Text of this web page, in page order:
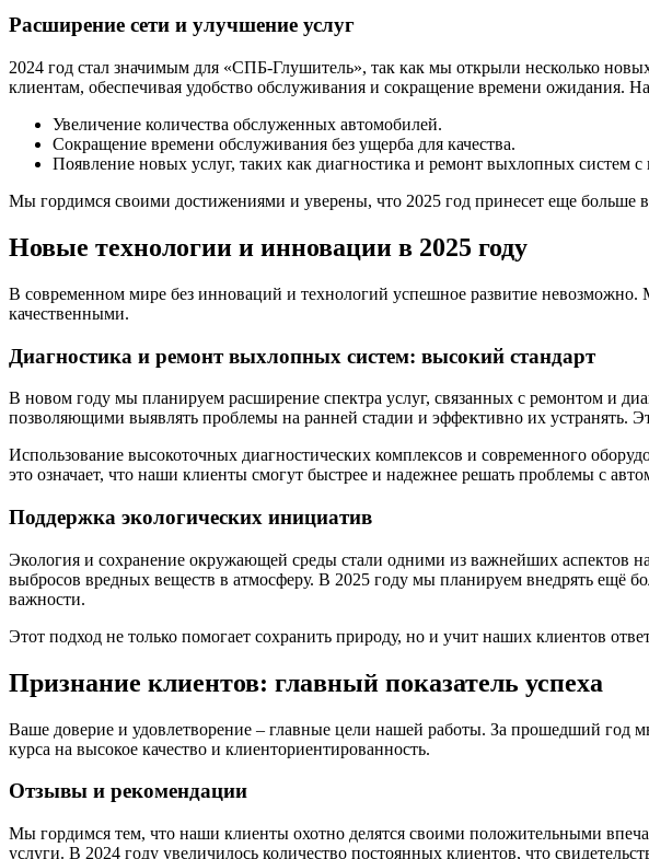
Расширение сети и улучшение услуг
2024 год стал значимым для «СПБ-Глушитель», так как мы открыли несколько
клиентам, обеспечивая удобство обслуживания и сокращение времени ожидания.
Увеличение количества обслуженных автомобилей.
Сокращение времени обслуживания без ущерба для качества.
Появление новых услуг, таких как диагностика и ремонт выхлопных систем
Мы гордимся своими достижениями и уверены, что 2025 год принесет еще больше
Новые технологии и инновации в 2025 году
В современном мире без инноваций и технологий успешное развитие
качественными.
Диагностика и ремонт выхлопных систем: высокий стандарт
В новом году мы планируем расширение спектра услуг, связанных с ремонтом и
позволяющими выявлять проблемы на ранней стадии и эффективно их устранять.
Использование высокоточных диагностических комплексов и современного
это означает, что наши клиенты смогут быстрее и надежнее решать проблемы с
Поддержка экологических инициатив
Экология и сохранение окружающей среды стали одними из важнейших аспектов
выбросов вредных веществ в атмосферу. В 2025 году мы планируем внедрять ещё
важности.
Этот подход не только помогает сохранить природу, но и учит наших клиентов
Признание клиентов: главный показатель успеха
Ваше доверие и удовлетворение – главные цели нашей работы. За прошедший год
курса на высокое качество и клиенториентированность.
Отзывы и рекомендации
Мы гордимся тем, что наши клиенты охотно делятся своими положительными
услуги. В 2024 году увеличилось количество постоянных клиентов, что